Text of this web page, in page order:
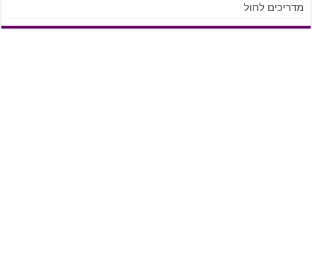
מדריכים לחול